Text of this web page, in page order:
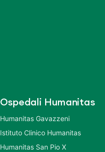
Ospedali Humanitas
Humanitas Gavazzeni
Istituto Clinico Humanitas
Humanitas San Pio X